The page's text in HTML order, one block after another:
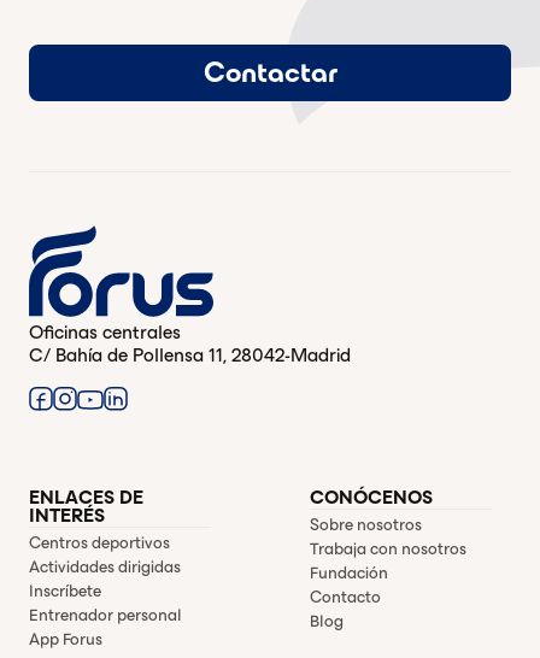
Contactar
Oficinas centrales
C/ Bahía de Pollensa 11, 28042-Madrid
ENLACES DE
INTERÉS
Centros deportivos
Actividades dirigidas
Inscríbete
Entrenador personal
App Forus
CONÓCENOS
Sobre nosotros
Trabaja con nosotros
Fundación
Contacto
Blog